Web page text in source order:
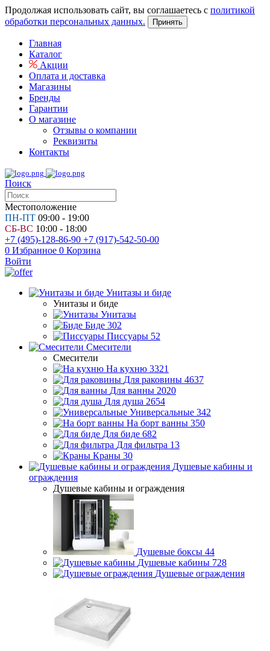
Продолжая использовать сайт, вы соглашаетесь с политикой
обработки персональных данных.
Принять
Главная
Каталог
Акции
Оплата и доставка
Магазины
Бренды
Гарантии
О магазине
Отзывы о компании
Реквизиты
Контакты
Поиск
Местоположение
ПН-ПТ 09:00 - 19:00
СБ-ВС 10:00 - 18:00
+7 (495)-128-86-90 +7 (917)-542-50-00
0 Избранное 0 Корзина
Войти
Унитазы и биде
Унитазы и биде
Унитазы
Биде 302
Писсуары 52
Смесители
Смесители
На кухню 3321
Для раковины 4637
Для ванны 2020
Для душа 2654
Универсальные 342
На борт ванны 350
Для биде 682
Для фильтра 13
Краны 30
Душевые кабины и
ограждения
Душевые кабины и ограждения
Душевые боксы 44
Душевые кабины 728
Душевые ограждения